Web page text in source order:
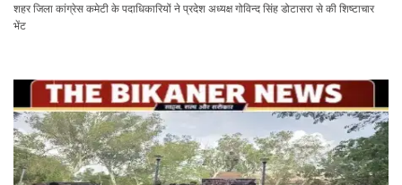
शहर जिला कांग्रेस कमेटी के पदाधिकारियों ने प्रदेश अध्यक्ष गोविन्द सिंह डोटासरा से की शिष्टाचार
भेंट